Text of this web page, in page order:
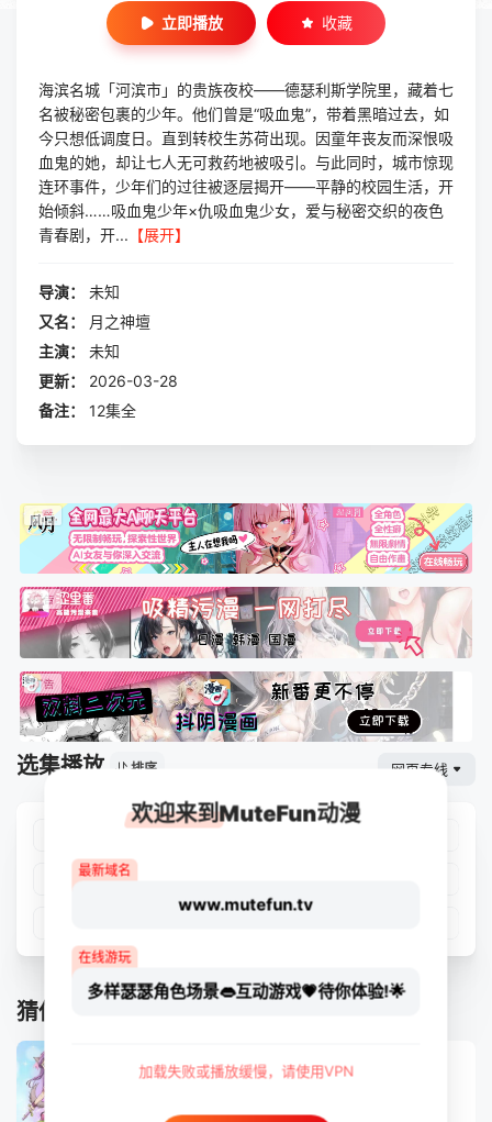
立即播放 收藏
海滨名城「河滨市」的贵族夜校——德瑟利斯学院里，藏着七
名被秘密包裹的少年。他们曾是“吸血鬼”，带着黑暗过去，如
今只想低调度日。直到转校生苏荷出现。因童年丧友而深恨吸
血鬼的她，却让七人无可救药地被吸引。与此同时，城市惊现
连环事件，少年们的过往被逐层揭开——平静的校园生活，开
始倾斜……吸血鬼少年×仇吸血鬼少女，爱与秘密交织的夜色
青春剧，开... 【展开】
导演：
未知
又名：
月之神壇
主演：
未知
更新：
2026-03-28
备注：
12集全
选集播放 排序 网页专线
第05集
猜你喜欢
欢迎来到MuteFun动漫
最新域名
www.mutefun.tv
在线游玩
多样瑟瑟角色场景👄互动游戏💗待你体验!🌟
加载失败或播放缓慢，请使用VPN